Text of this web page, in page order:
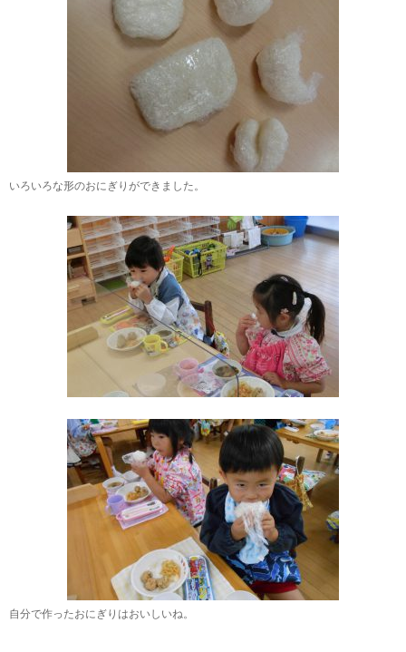
いろいろな形のおにぎりができました。
自分で作ったおにぎりはおいしいね。